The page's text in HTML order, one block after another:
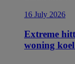
16 July 2026
Extreme
woning koel